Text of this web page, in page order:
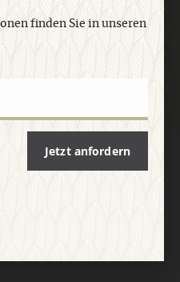
finden Sie in unseren
Jetzt anfordern